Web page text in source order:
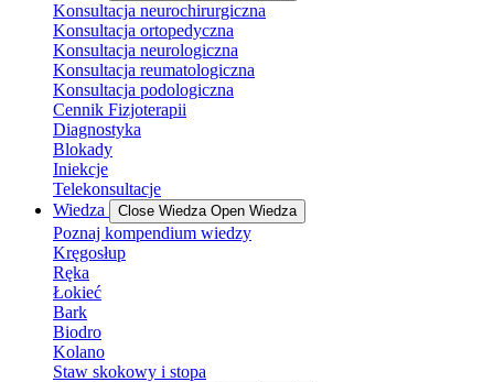
Konsultacja neurochirurgiczna
Konsultacja ortopedyczna
Konsultacja neurologiczna
Konsultacja reumatologiczna
Konsultacja podologiczna
Cennik Fizjoterapii
Diagnostyka
Blokady
Iniekcje
Telekonsultacje
Wiedza
Close Wiedza Open Wiedza
Poznaj kompendium wiedzy
Kręgosłup
Ręka
Łokieć
Bark
Biodro
Kolano
Staw skokowy i stopa